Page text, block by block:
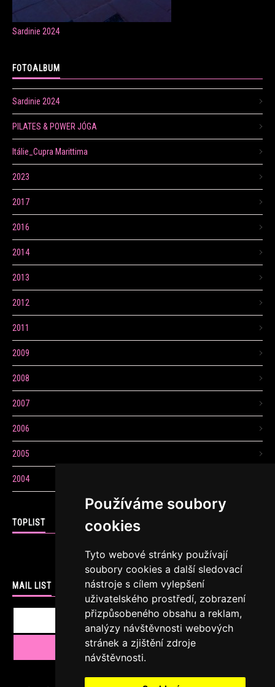
Používáme soubory
cookies
Tyto webové stránky používají
soubory cookies a další sledovací
nástroje s cílem vylepšení
uživatelského prostředí, zobrazení
přizpůsobeného obsahu a reklam,
analýzy návštěvnosti webových
stránek a zjištění zdroje
návštěvnosti.
Sardinie 2024
FOTOALBUM
Sardinie 2024
PILATES & POWER JÓGA
Itálie_Cupra Marittima
2023
2017
2016
2014
2013
2012
2011
2009
2008
2007
2006
2005
2004
TOPLIST
MAIL LIST